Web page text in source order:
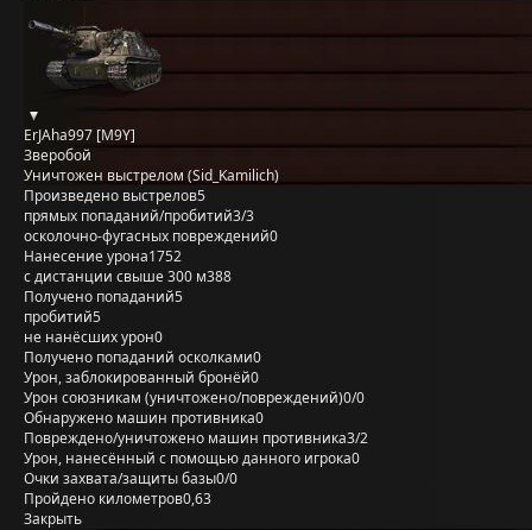
ErJAha997 [M9Y]
Зверобой
Уничтожен выстрелом (Sid_Kamilich)
Произведено выстрелов5
прямых попаданий/пробитий3/3
осколочно-фугасных повреждений0
Нанесение урона1752
с дистанции свыше 300 м388
Получено попаданий5
пробитий5
не нанёсших урон0
Получено попаданий осколками0
Урон, заблокированный бронёй0
Урон союзникам (уничтожено/повреждений)0/0
Обнаружено машин противника0
Повреждено/уничтожено машин противника3/2
Урон, нанесённый с помощью данного игрока0
Очки захвата/защиты базы0/0
Пройдено километров0,63
Закрыть